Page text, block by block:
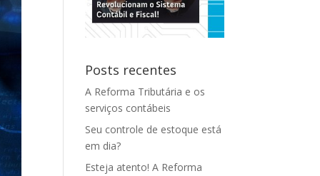
Posts recentes
A Reforma Tributária e os
serviços contábeis
Seu controle de estoque está
em dia?
Esteja atento! A Reforma